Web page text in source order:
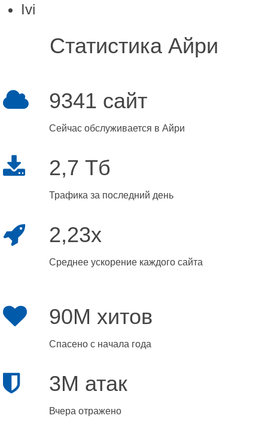
Ivi
Статистика Айри
9341 сайт
Сейчас обслуживается в Айри
2,7 Тб
Трафика за последний день
2,23x
Среднее ускорение каждого сайта
90M хитов
Спасено с начала года
3M атак
Вчера отражено